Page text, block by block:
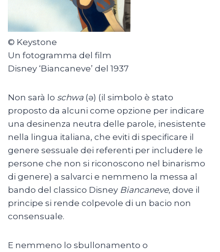
© Keystone
Un fotogramma del film
Disney ‘Biancaneve’ del 1937
Non sarà lo schwa (ə) (il simbolo è stato
proposto da alcuni come opzione per indicare
una desinenza neutra delle parole, inesistente
nella lingua italiana, che eviti di specificare il
genere sessuale dei referenti per includere le
persone che non si riconoscono nel binarismo
di genere) a salvarci e nemmeno la messa al
bando del classico Disney Biancaneve, dove il
principe si rende colpevole di un bacio non
consensuale.
E nemmeno lo sbullonamento o